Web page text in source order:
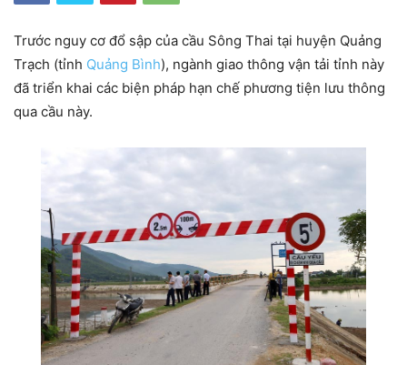
Trước nguy cơ đổ sập của cầu Sông Thai tại huyện Quảng
Trạch (tỉnh Quảng Bình), ngành giao thông vận tải tỉnh này
đã triển khai các biện pháp hạn chế phương tiện lưu thông
qua cầu này.